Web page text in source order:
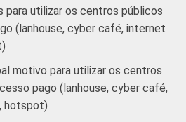
9.932 entrevistados que
nos últimos três meses
+oversamplede usuários
para classificação leva
para utilizar os centros públicos
(lanhouse, cyber café, internet
motivo para utilizar os centros
pago (lanhouse, cyber café,
hotspot)